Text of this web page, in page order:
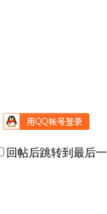
回帖后跳转到最后